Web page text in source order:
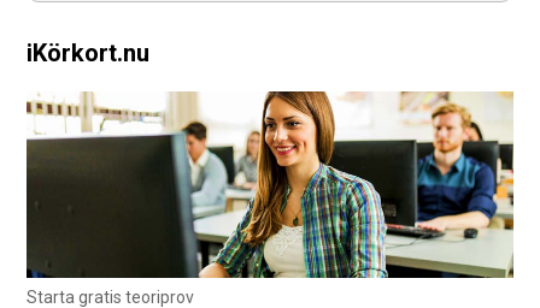
iKörkort.nu
Starta gratis teoriprov